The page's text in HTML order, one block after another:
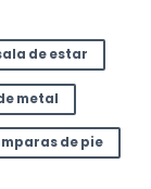
de estar
metal
de pie